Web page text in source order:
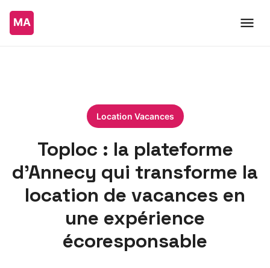
Location Vacances
Toploc : la plateforme
d’Annecy qui transforme la
location de vacances en
une expérience
écoresponsable